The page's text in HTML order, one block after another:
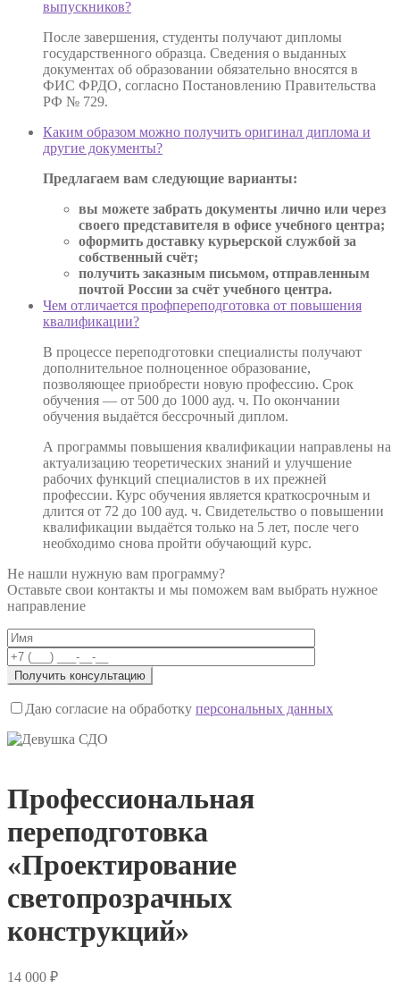
выпускников?
После завершения, студенты получают дипломы
государственного образца. Сведения о выданных
документах об образовании обязательно вносятся в
ФИС ФРДО, согласно Постановлению Правительства
РФ № 729.
Каким образом можно получить оригинал диплома и
другие документы?
Предлагаем вам следующие варианты:
вы можете забрать документы лично или через
своего представителя в офисе учебного центра;
оформить доставку курьерской службой за
собственный счёт;
получить заказным письмом, отправленным
почтой России за счёт учебного центра.
Чем отличается профпереподготовка от повышения
квалификации?
В процессе переподготовки специалисты получают
дополнительное полноценное образование,
позволяющее приобрести новую профессию. Срок
обучения — от 500 до 1000 ауд. ч. По окончании
обучения выдаётся бессрочный диплом.
А программы повышения квалификации направлены на
актуализацию теоретических знаний и улучшение
рабочих функций специалистов в их прежней
профессии. Курс обучения является краткосрочным и
длится от 72 до 100 ауд. ч. Свидетельство о повышении
квалификации выдаётся только на 5 лет, после чего
необходимо снова пройти обучающий курс.
Не нашли нужную вам программу?
Оставьте свои контакты и мы поможем вам выбрать нужное
направление
Даю согласие на обработку персональных данных
Профессиональная
переподготовка
«Проектирование
светопрозрачных
конструкций»
14 000 ₽